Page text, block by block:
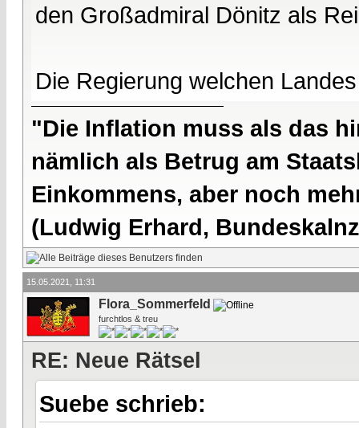
den Großadmiral Dönitz als
Die Regierung welchen
"Die Inflation muss als das
nämlich als Betrug am
Einkommens, aber noch
(Ludwig Erhard,
15.05.2021, 11:31
Flora_Sommerfeld
furchtlos & treu
RE: Neue Rätsel
Suebe schrieb: